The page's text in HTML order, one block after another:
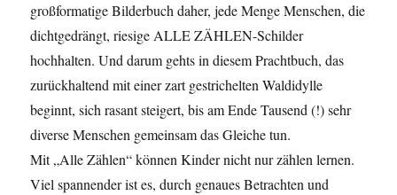
großformatige Bilderbuch daher, jede Menge Menschen, die
dichtgedrängt, riesige ALLE ZÄHLEN-Schilder
hochhalten. Und darum gehts in diesem Prachtbuch, das
zurückhaltend mit einer zart gestrichelten Waldidylle
beginnt, sich rasant steigert, bis am Ende Tausend (!) sehr
diverse Menschen gemeinsam das Gleiche tun.
Mit „Alle Zählen“ können Kinder nicht nur zählen lernen.
Viel spannender ist es, durch genaues Betrachten und